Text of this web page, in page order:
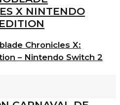
Chronicles X:
– Nintendo Switch 2